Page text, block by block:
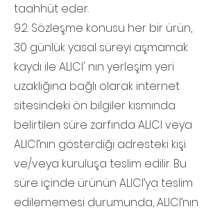
taahhüt eder.
9.2. Sözleşme konusu her bir ürün,
30 günlük yasal süreyi aşmamak
kaydı ile ALICI' nın yerleşim yeri
uzaklığına bağlı olarak internet
sitesindeki ön bilgiler kısmında
belirtilen süre zarfında ALICI veya
ALICI’nın gösterdiği adresteki kişi
ve/veya kuruluşa teslim edilir. Bu
süre içinde ürünün ALICI’ya teslim
edilememesi durumunda, ALICI’nın